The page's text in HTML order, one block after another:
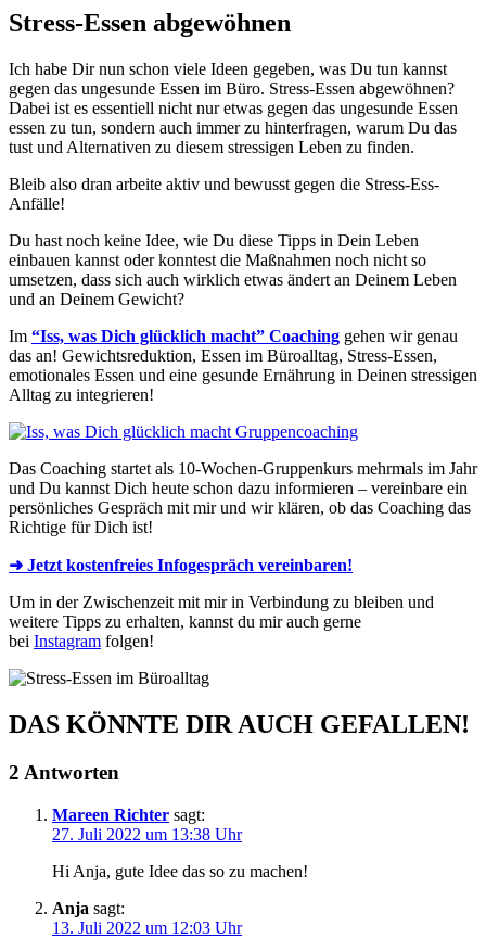
Stress-Essen abgewöhnen
Ich habe Dir nun schon viele Ideen gegeben, was Du tun kannst
gegen das ungesunde Essen im Büro. Stress-Essen abgewöhnen?
Dabei ist es essentiell nicht nur etwas gegen das ungesunde Essen
essen zu tun, sondern auch immer zu hinterfragen, warum Du das
tust und Alternativen zu diesem stressigen Leben zu finden.
Bleib also dran arbeite aktiv und bewusst gegen die Stress-Ess-
Anfälle!
Du hast noch keine Idee, wie Du diese Tipps in Dein Leben
einbauen kannst oder konntest die Maßnahmen noch nicht so
umsetzen, dass sich auch wirklich etwas ändert an Deinem Leben
und an Deinem Gewicht?
Im “Iss, was Dich glücklich macht” Coaching gehen wir genau
das an! Gewichtsreduktion, Essen im Büroalltag, Stress-Essen,
emotionales Essen und eine gesunde Ernährung in Deinen stressigen
Alltag zu integrieren!
Das Coaching startet als 10-Wochen-Gruppenkurs mehrmals im Jahr
und Du kannst Dich heute schon dazu informieren – vereinbare ein
persönliches Gespräch mit mir und wir klären, ob das Coaching das
Richtige für Dich ist!
➜ Jetzt kostenfreies Infogespräch vereinbaren!
Um in der Zwischenzeit mit mir in Verbindung zu bleiben und
weitere Tipps zu erhalten, kannst du mir auch gerne
bei Instagram folgen!
DAS KÖNNTE DIR AUCH GEFALLEN!
2 Antworten
Mareen Richter sagt:
27. Juli 2022 um 13:38 Uhr
Hi Anja, gute Idee das so zu machen!
Anja sagt:
13. Juli 2022 um 12:03 Uhr